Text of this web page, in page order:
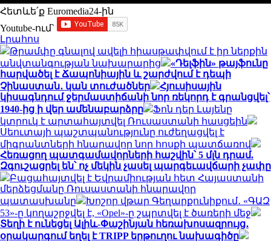
Հետևե՛ք Euromedia24-ին
Youtube-ում`
Լրահոս
Թրամփը գնալով ավելի հիասթափվում է իր ներքին
անվտանգության նախարարից
«Դելֆին» թայֆունը
հարվածել է Ճապոնիային և շարժվում է դեպի
Չինաստան․ կան տուժածներ
Հյուսիսային
կիսագնդում ջերմաստիճանի նոր ռեկորդ է գրանցվել՝
1940-ից ի վեր ամենաբարձրը
Ֆոն դեր Լայենը
կտրուկ է արտահայտվել Ռուսաստանի հասցեին
Սեուտայի ​​պաշտպանությունը ուժեղացվել է
միգրանտների հնարավոր նոր հոսքի պատճառով
Հեռացող պատգամավորների հաշվին՝ 5 մլն դրամ.
Զգուշացրել են՝ ոչ մեկին չասել պարգեւավճարի չափը
Բացահայտվել է Եվրամիության հետ Հայաստանի
մերձեցմանը Ռուսաստանի հնարավոր
պատասխանը
Խոշոր վթար Գեղարքունիքում․ «ԳԱԶ
53»-ը կողաշրջվել է, «Opel»-ը շպրտվել է ծառերի մեջ
Տեղի է ունեցել Ալիև-Փաշինյան հեռախոսազրույց․
օրակարգում եղել է TRIPP երթուղու նախագիծը